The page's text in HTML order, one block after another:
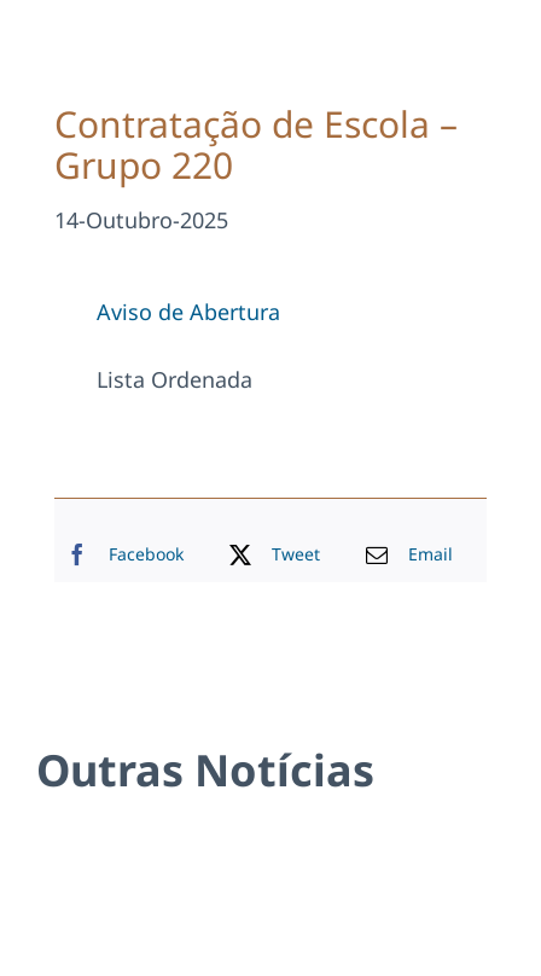
Área Reservada
Pesquisar
Contratação de Escola –
Grupo 220
14-Outubro-2025
Aviso de Abertura
Lista Ordenada
Facebook Tweet Email
Outras Notícias